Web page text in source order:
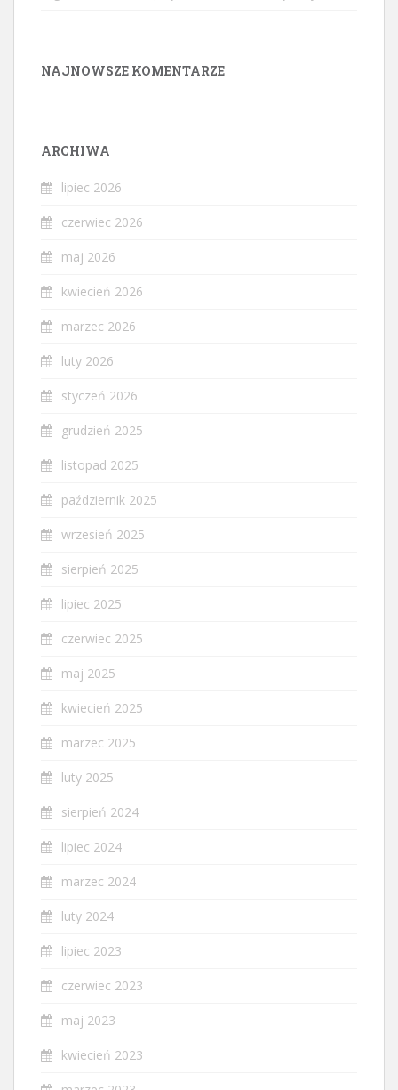
NAJNOWSZE KOMENTARZE
ARCHIWA
lipiec 2026
czerwiec 2026
maj 2026
kwiecień 2026
marzec 2026
luty 2026
styczeń 2026
grudzień 2025
listopad 2025
październik 2025
wrzesień 2025
sierpień 2025
lipiec 2025
czerwiec 2025
maj 2025
kwiecień 2025
marzec 2025
luty 2025
sierpień 2024
lipiec 2024
marzec 2024
luty 2024
lipiec 2023
czerwiec 2023
maj 2023
kwiecień 2023